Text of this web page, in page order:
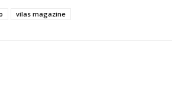
vilas magazine